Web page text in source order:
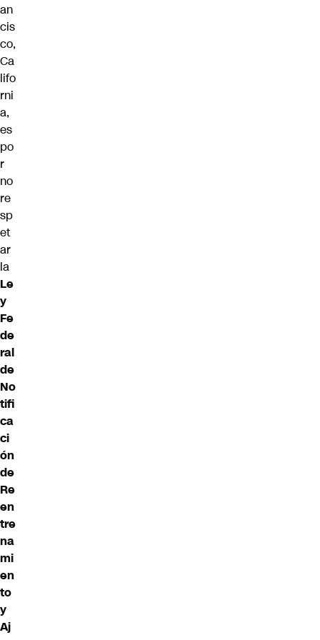
an
cis
co,
Ca
lifo
rni
a,
es
po
r
no
re
sp
et
ar
la
Le
y
Fe
de
ral
de
No
tifi
ca
ci
ón
de
Re
en
tre
na
mi
en
to
y
Aj